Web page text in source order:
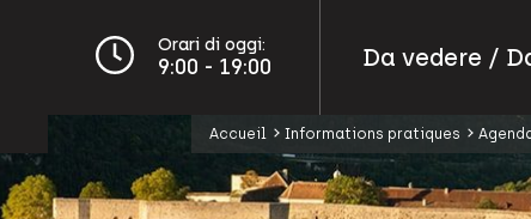
Orari di oggi:
9:00 - 19:00 Da vedere /
Accueil Informations pratiques